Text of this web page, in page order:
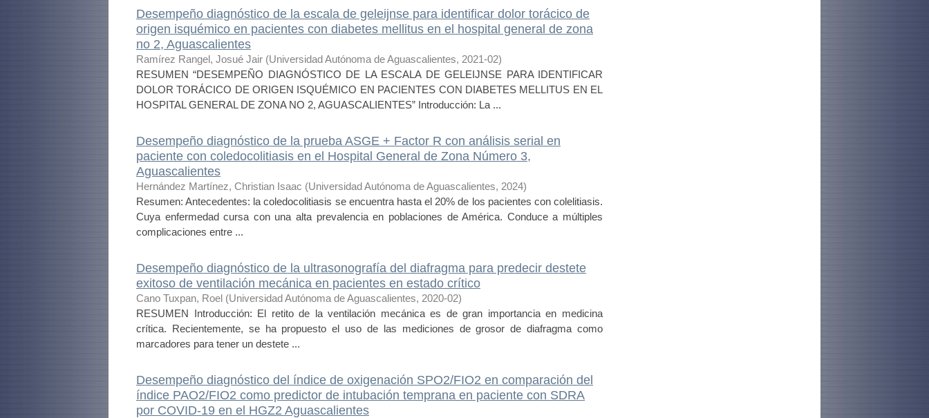
Desempeño diagnóstico de la escala de geleijnse para identificar dolor torácico de
origen isquémico en pacientes con diabetes mellitus en el hospital general de zona
no 2, Aguascalientes
Ramírez Rangel, Josué Jair (Universidad Autónoma de Aguascalientes, 2021-02)
RESUMEN “DESEMPEÑO DIAGNÓSTICO DE LA ESCALA DE GELEIJNSE PARA IDENTIFICAR
DOLOR TORÁCICO DE ORIGEN ISQUÉMICO EN PACIENTES CON DIABETES MELLITUS EN EL
HOSPITAL GENERAL DE ZONA NO 2, AGUASCALIENTES” Introducción: La ...
Desempeño diagnóstico de la prueba ASGE + Factor R con análisis serial en
paciente con coledocolitiasis en el Hospital General de Zona Número 3,
Aguascalientes
Hernández Martínez, Christian Isaac (Universidad Autónoma de Aguascalientes, 2024)
Resumen: Antecedentes: la coledocolitiasis se encuentra hasta el 20% de los pacientes con colelitiasis.
Cuya enfermedad cursa con una alta prevalencia en poblaciones de América. Conduce a múltiples
complicaciones entre ...
Desempeño diagnóstico de la ultrasonografía del diafragma para predecir destete
exitoso de ventilación mecánica en pacientes en estado crítico
Cano Tuxpan, Roel (Universidad Autónoma de Aguascalientes, 2020-02)
RESUMEN Introducción: El retito de la ventilación mecánica es de gran importancia en medicina
crítica. Recientemente, se ha propuesto el uso de las mediciones de grosor de diafragma como
marcadores para tener un destete ...
Desempeño diagnóstico del índice de oxigenación SPO2/FIO2 en comparación del
índice PAO2/FIO2 como predictor de intubación temprana en paciente con SDRA
por COVID-19 en el HGZ2 Aguascalientes